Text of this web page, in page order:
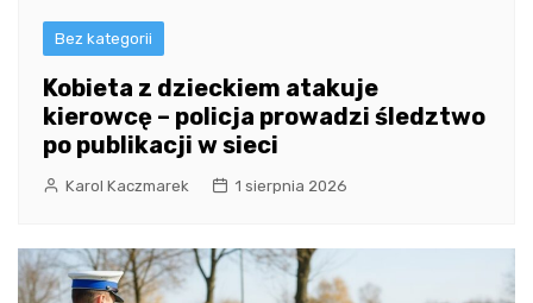
Bez kategorii
Kobieta z dzieckiem atakuje
kierowcę – policja prowadzi śledztwo
po publikacji w sieci
Karol Kaczmarek 1 sierpnia 2026